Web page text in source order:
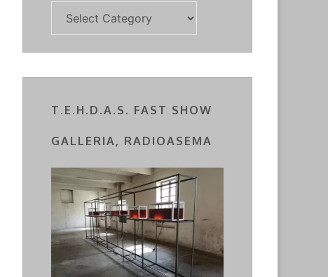
T.E.H.D.A.S. FAST SHOW
GALLERIA, RADIOASEMA